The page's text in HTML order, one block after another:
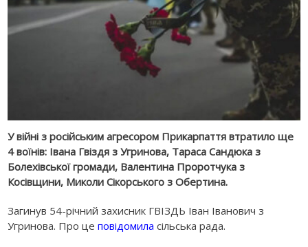
У війні з російським агресором Прикарпаття втратило ще
4 воїнів: Івана Гвіздя з Угринова, Тараса Сандюка з
Болехівської громади, Валентина Проротчука з
Косівщини, Миколи Сікорського з Обертина.
Загинув 54-річний захисник ГВІЗДЬ Іван Іванович з
Угринова. Про цеповідомила сільська рада.